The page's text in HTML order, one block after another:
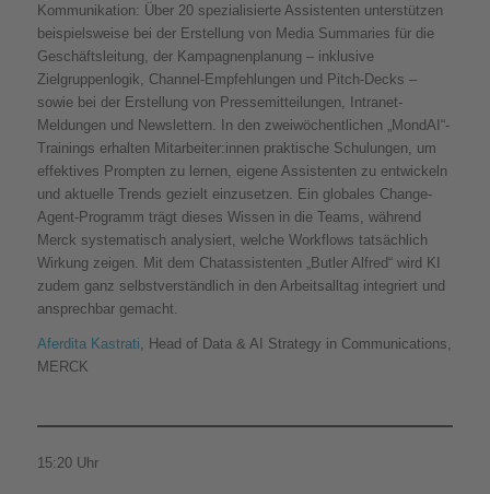
Kommunikation: Über 20 spezialisierte Assistenten unterstützen
beispielsweise bei der Erstellung von Media Summaries für die
Geschäftsleitung, der Kampagnenplanung – inklusive
Zielgruppenlogik, Channel-Empfehlungen und Pitch-Decks –
sowie bei der Erstellung von Pressemitteilungen, Intranet-
Meldungen und Newslettern. In den zweiwöchentlichen „MondAI“-
Trainings erhalten Mitarbeiter:innen praktische Schulungen, um
effektives Prompten zu lernen, eigene Assistenten zu entwickeln
und aktuelle Trends gezielt einzusetzen. Ein globales Change-
Agent-Programm trägt dieses Wissen in die Teams, während
Merck systematisch analysiert, welche Workflows tatsächlich
Wirkung zeigen. Mit dem Chatassistenten „Butler Alfred“ wird KI
zudem ganz selbstverständlich in den Arbeitsalltag integriert und
ansprechbar gemacht.
Aferdita Kastrati, Head of Data & AI Strategy in Communications,
MERCK
15:20 Uhr